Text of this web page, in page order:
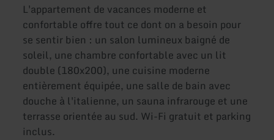
L'appartement de vacances moderne et
confortable offre tout ce dont on a besoin pour
se sentir bien : un salon lumineux baigné de
soleil, une chambre confortable avec un lit
double (180x200), une cuisine moderne
entièrement équipée, une salle de bain avec
douche à l'italienne, un sauna infrarouge et une
terrasse orientée au sud. Wi-Fi gratuit et parking
inclus.